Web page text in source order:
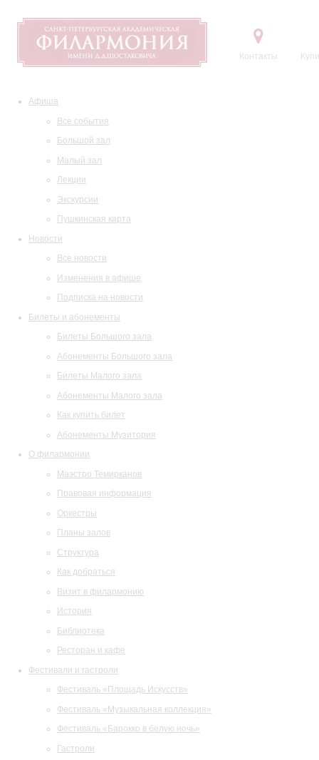
Контакты
Афиша
Все события
Большой зал
Малый зал
Лекции
Экскурсии
Пушкинская карта
Новости
Все новости
Изменения в афише
Подписка на новости
Билеты и абонементы
Билеты Большого зала
Абонементы Большого зала
Билеты Малого зала
Абонементы Малого зала
Как купить билет
Абонементы Музитория
О филармонии
Маэстро Темирканов
Правовая информация
Оркестры
Планы залов
Структура
Как добраться
Визит в филармонию
История
Библиотека
Ресторан и кафе
Фестивали и гастроли
Фестиваль «Площадь Искусств»
Фестиваль «Музыкальная коллекция»
Фестиваль «Барокко в белую ночь»
Гастроли